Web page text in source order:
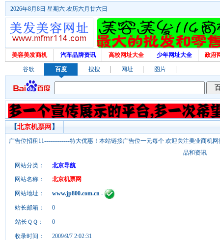
2026年8月8日 星期六 农历六月廿六日
美容美发商机 汽车品牌资讯 高校网址大全 少年网址大全 政府
谷歌 百度 搜搜 网址 图片
【北京机票网 】
广告位招租11-------------特大优惠！本站链接广告位一元每个 欢迎关注美业商机
品和资讯
网站分类：
北京导航
网站名称：
北京机票网
网站地址： www.jp800.com.cn -
站长邮箱： 0
站长ＱＱ： 0
收录时间： 2009/9/7 2:02:31